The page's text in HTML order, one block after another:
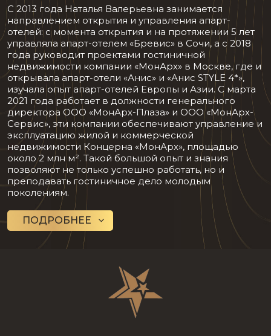
С 2013 года Наталья Валерьевна занимается
направлением открытия и управления апарт-
отелей: с момента открытия и на протяжении 5 лет
управляла апарт-отелем «Бревис» в Сочи, а с 2018
года руководит проектами гостиничной
недвижимости компании «МонАрх» в Москве, где и
открывала апарт-отели «Анис» и «Анис STYLE 4*»,
изучала опыт апарт-отелей Европы и Азии. С марта
2021 года работает в должности генерального
директора ООО «МонАрх-Плаза» и ООО «МонАрх-
Сервис», эти компании обеспечивают управление и
эксплуатацию жилой и коммерческой
недвижимости Концерна «МонАрх», площадью
около 2 млн м². Такой большой опыт и знания
позволяют не только успешно работать, но и
преподавать гостиничное дело молодым
поколениям.
ПОДРОБНЕЕ